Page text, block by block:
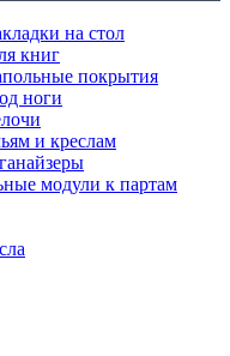
на стол
книг
покрытия
ноги
и креслам
модули к партам